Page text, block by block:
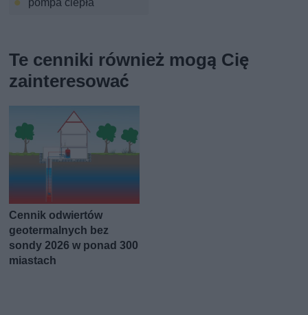
pompa ciepła
Te cenniki również mogą Cię
zainteresować
Cennik odwiertów
geotermalnych bez
sondy 2026 w ponad 300
miastach